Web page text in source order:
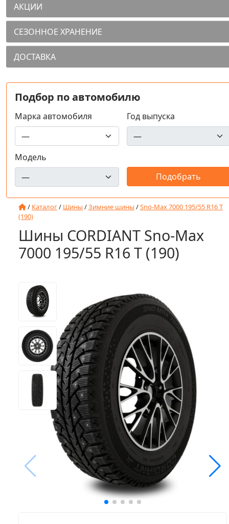
АКЦИИ
СЕЗОННОЕ ХРАНЕНИЕ
ДОСТАВКА
Подбор по автомобилю
Марка автомобиля Год выпуска
Модель
/ Каталог/ Шины /Зимние шины /Sno-Max 7000 195/55 R16 T
(190)
Шины CORDIANT Sno-Max
7000 195/55 R16 T (190)